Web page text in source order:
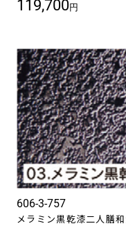
119,700円
606-3-757
メラミン黒乾漆二人膳